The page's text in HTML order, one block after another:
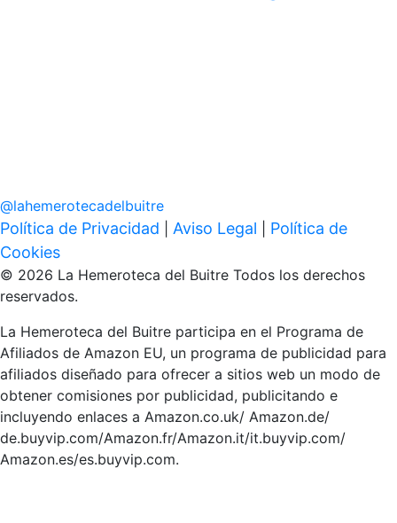
@lahemerotecadelbuitre
Política de Privacidad Aviso Legal
Política de
Cookies
© 2026 La Hemeroteca del Buitre Todos los derechos
reservados.
La Hemeroteca del Buitre participa en el Programa de
Afiliados de Amazon EU, un programa de publicidad para
afiliados diseñado para ofrecer a sitios web un modo de
obtener comisiones por publicidad, publicitando e
incluyendo enlaces a Amazon.co.uk/ Amazon.de/
de.buyvip.com/Amazon.fr/Amazon.it/it.buyvip.com/
Amazon.es/es.buyvip.com.